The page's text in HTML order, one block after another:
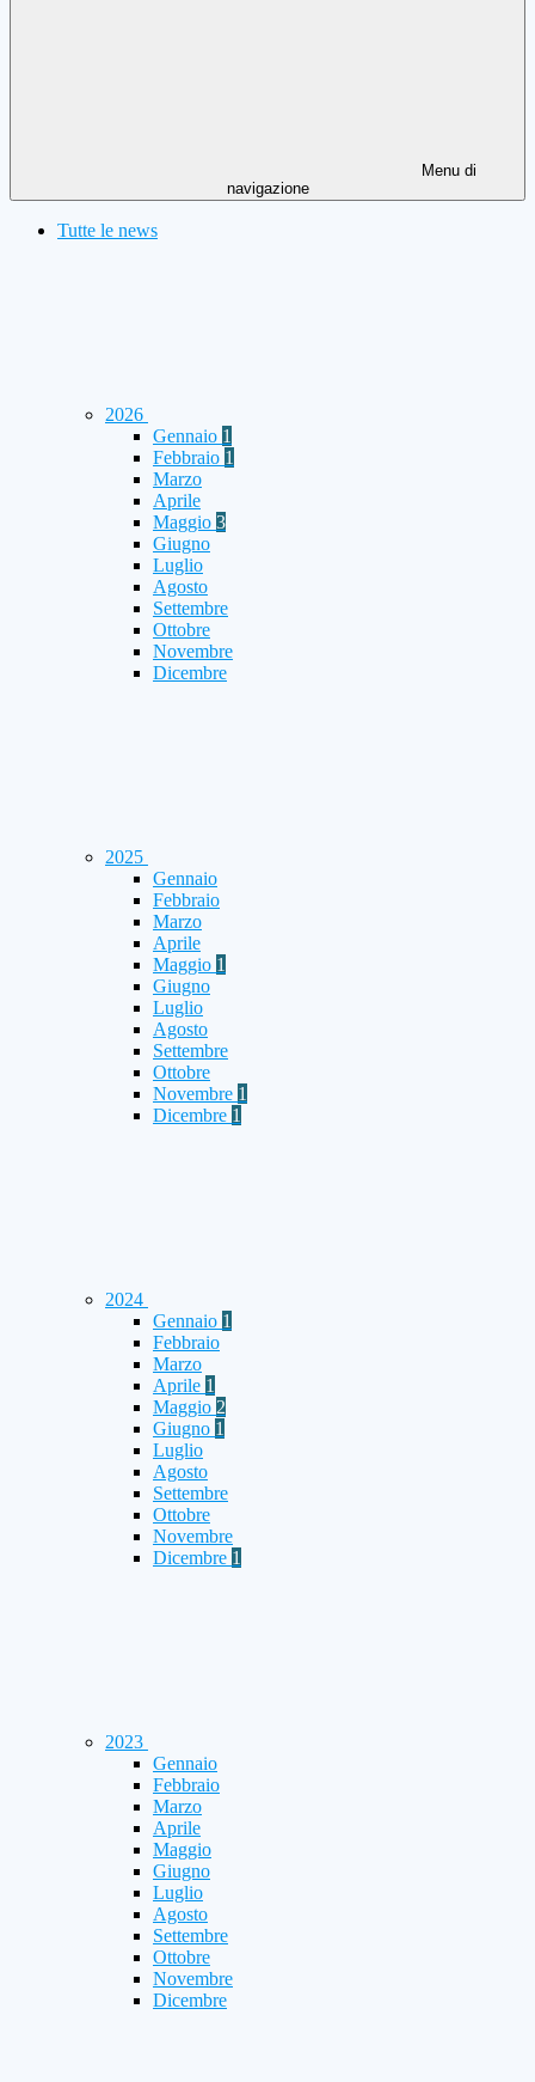
Menu di
navigazione
Tutte le news
2026
Gennaio 1
Febbraio 1
Marzo
Aprile
Maggio 3
Giugno
Luglio
Agosto
Settembre
Ottobre
Novembre
Dicembre
2025
Gennaio
Febbraio
Marzo
Aprile
Maggio 1
Giugno
Luglio
Agosto
Settembre
Ottobre
Novembre 1
Dicembre 1
2024
Gennaio 1
Febbraio
Marzo
Aprile 1
Maggio 2
Giugno 1
Luglio
Agosto
Settembre
Ottobre
Novembre
Dicembre 1
2023
Gennaio
Febbraio
Marzo
Aprile
Maggio
Giugno
Luglio
Agosto
Settembre
Ottobre
Novembre
Dicembre